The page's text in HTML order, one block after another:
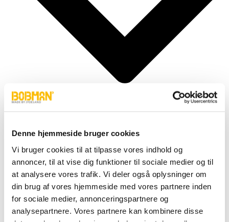
Denne hjemmeside bruger cookies
Vi bruger cookies til at tilpasse vores indhold og
annoncer, til at vise dig funktioner til sociale medier og til
at analysere vores trafik. Vi deler også oplysninger om
din brug af vores hjemmeside med vores partnere inden
for sociale medier, annonceringspartnere og
analysepartnere. Vores partnere kan kombinere disse
Zylinder
Beschläge
Motor
Pumpers
Schläuche
Ventile
Räder und Reifen
Elektronik und Übertragung
Karosserie & Beschläge etc.